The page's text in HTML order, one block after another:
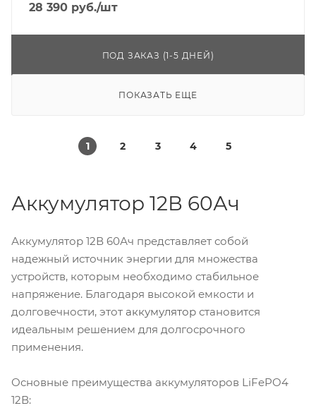
28 390 руб./шт
ПОД ЗАКАЗ (1-5 ДНЕЙ)
ПОКАЗАТЬ ЕЩЕ
1 2 3 4 5
Аккумулятор 12В 60Ач
Аккумулятор 12В 60Ач представляет собой
надежный источник энергии для множества
устройств, которым необходимо стабильное
напряжение. Благодаря высокой емкости и
долговечности, этот аккумулятор становится
идеальным решением для долгосрочного
применения.
Основные преимущества аккумуляторов LiFePO4
12В: